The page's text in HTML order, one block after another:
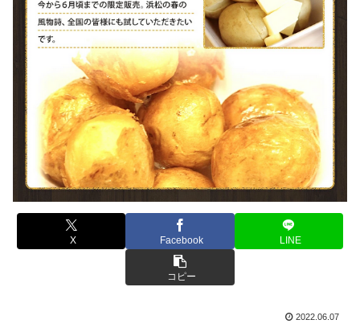
X Facebook LINE
コピー
2022.06.07